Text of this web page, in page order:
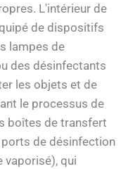
L'intérieur de
de dispositifs
lampes de
des désinfectants
les objets et de
le processus de
boîtes de transfert
de désinfection
vaporisé), qui